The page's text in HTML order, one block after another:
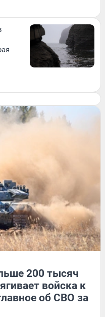
200 тысяч
войска к
об СВО за